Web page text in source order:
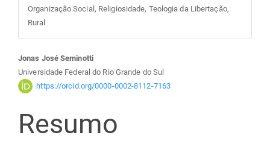
Organização Social, Religiosidade, Teologia da Libertação,
Rural
Conteúdo
do
artigo
Jonas José Seminotti
Universidade Federal do Rio Grande do Sul
https://orcid.org/0000-0002-8112-7163
Resumo